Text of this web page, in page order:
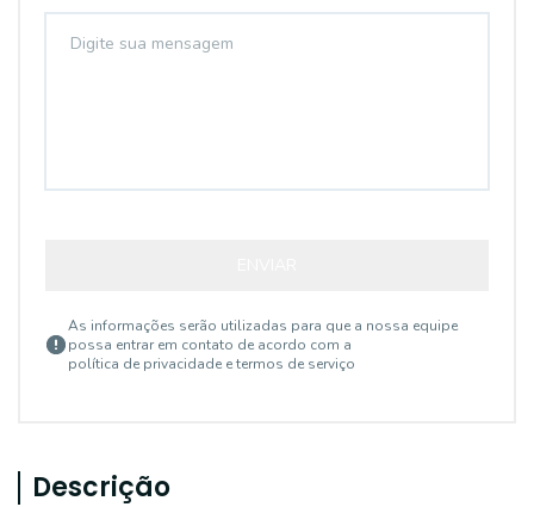
As informações serão utilizadas para que a nossa equipe
possa entrar em contato de acordo com a
política de privacidade e termos de serviço
Descrição